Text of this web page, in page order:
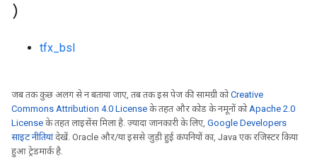
)
tfx_bsl
जब तक कुछ अलग से न बताया जाए, तब तक इस पेज की सामग्री कोCreative
Commons Attribution 4.0 License के तहत और कोड के नमूनों कोApache 2.0
License के तहत लाइसेंस मिला है. ज़्यादा जानकारी के लिए, Google Developers
साइट नीतियांदेखें. Oracle और/या इससे जुड़ी हुई कंपनियों का, Java एक रजिस्टर किया
हुआ ट्रेडमार्क है.